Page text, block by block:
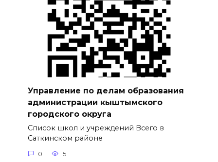
Управление по делам образования
администрации кыштымского
городского округа
Список школ и учреждений Всего в
Саткинском районе
0 5